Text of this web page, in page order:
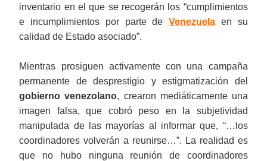
inventario en el que se recogerán los “cumplimientos
e incumplimientos por parte deVenezuela en su
calidad de Estado asociado”.
Mientras prosiguen activamente con una campaña
permanente de desprestigio y estigmatización del
gobierno venezolano, crearon mediáticamente una
imagen falsa, que cobró peso en la subjetividad
manipulada de las mayorías al informar que, “…los
coordinadores volverán a reunirse…”. La realidad es
que no hubo ninguna reunión de coordinadores